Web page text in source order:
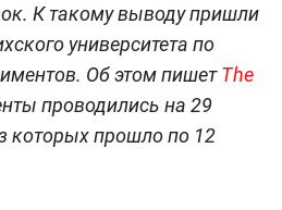
К такому выводу пришли
университета по
Об этом пишетThe
проводились на 29
которых прошло по 12